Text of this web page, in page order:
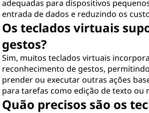
adequadas para dispositivos
entrada de dados e reduzindo os
Os teclados virtuais
gestos?
Sim, muitos teclados virtuais
reconhecimento de gestos,
prender ou executar outras ações
para tarefas como edição de texto ou
Quão precisos são os